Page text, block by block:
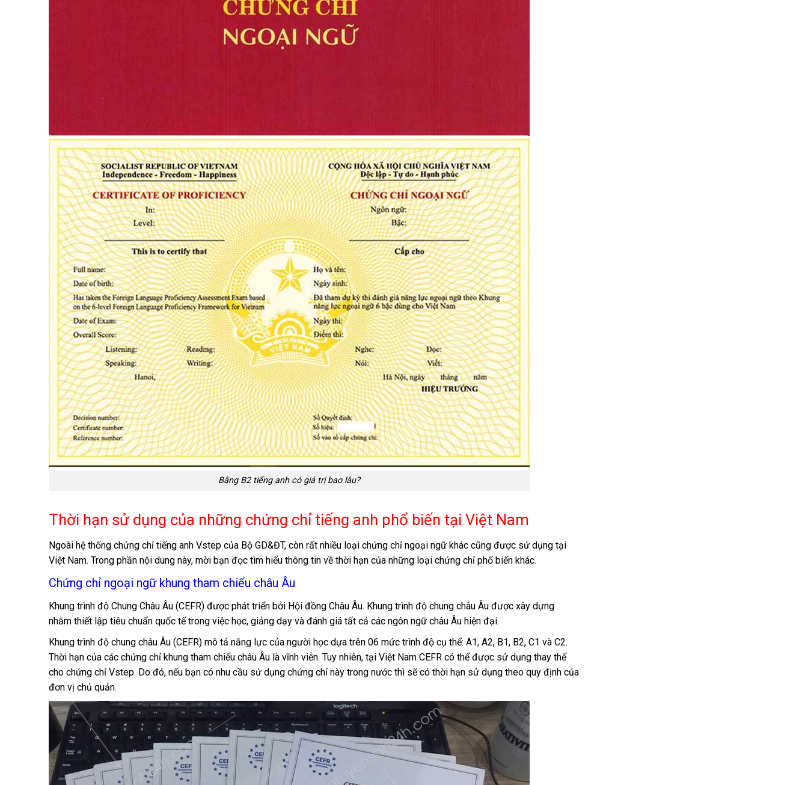
Bằng B2 tiếng anh có giá trị bao lâu?
Thời hạn sử dụng của những chứng chỉ tiếng anh phổ biến tại Việt Nam
Ngoài hệ thống chứng chỉ tiếng anh Vstep của Bộ GD&ĐT, còn rất nhiều loại chứng chỉ ngoại ngữ khác cũng được sử dụng tại
Việt Nam. Trong phần nội dung này, mời bạn đọc tìm hiểu thông tin về thời hạn của những loại chứng chỉ phổ biến khác.
Chứng chỉ ngoại ngữ khung tham chiếu châu Âu
Khung trình độ Chung Châu Âu (CEFR) được phát triển bởi Hội đồng Châu Âu. Khung trình độ chung châu Âu được xây dựng
nhằm thiết lập tiêu chuẩn quốc tế trong việc học, giảng dạy và đánh giá tất cả các ngôn ngữ châu Âu hiện đại.
Khung trình độ chung châu Âu (CEFR) mô tả năng lực của người học dựa trên 06 mức trình độ cụ thể: A1, A2, B1, B2, C1 và C2.
Thời hạn của các chứng chỉ khung tham chiếu châu Âu là vĩnh viễn. Tuy nhiên, tại Việt Nam CEFR có thể được sử dụng thay thế
cho chứng chỉ Vstep. Do đó, nếu bạn có nhu cầu sử dụng chứng chỉ này trong nước thì sẽ có thời hạn sử dụng theo quy định của
đơn vị chủ quản.